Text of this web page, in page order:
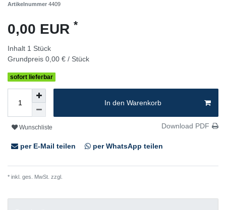
Artikelnummer 4409
0,00 EUR *
Inhalt 1 Stück
Grundpreis 0,00 € / Stück
sofort lieferbar
In den Warenkorb
Wunschliste Download PDF
per E-Mail teilen per WhatsApp teilen
* inkl. ges. MwSt. zzgl.